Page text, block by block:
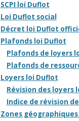
SCPI loi Duflot
Loi Duflot social
Décret loi Duflot
Plafonds loi Duflot
Plafonds de loyers
Plafonds de
Loyers loi Duflot
Révision des loyers
Indice de révision
Zones